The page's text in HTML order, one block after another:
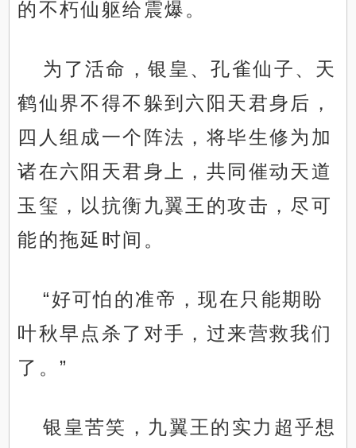
的不朽仙躯给震爆。
为了活命，银皇、孔雀仙子、天
鹤仙界不得不躲到六阳天君身后，
四人组成一个阵法，将毕生修为加
诸在六阳天君身上，共同催动天道
玉玺，以抗衡九翼王的攻击，尽可
能的拖延时间。
“好可怕的准帝，现在只能期盼
叶秋早点杀了对手，过来营救我们
了。”
银皇苦笑，九翼王的实力超乎想